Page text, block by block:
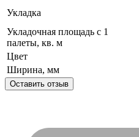
Укладка
Укладочная площадь с 1
палеты, кв. м
Цвет
Ширина, мм
Оставить отзыв